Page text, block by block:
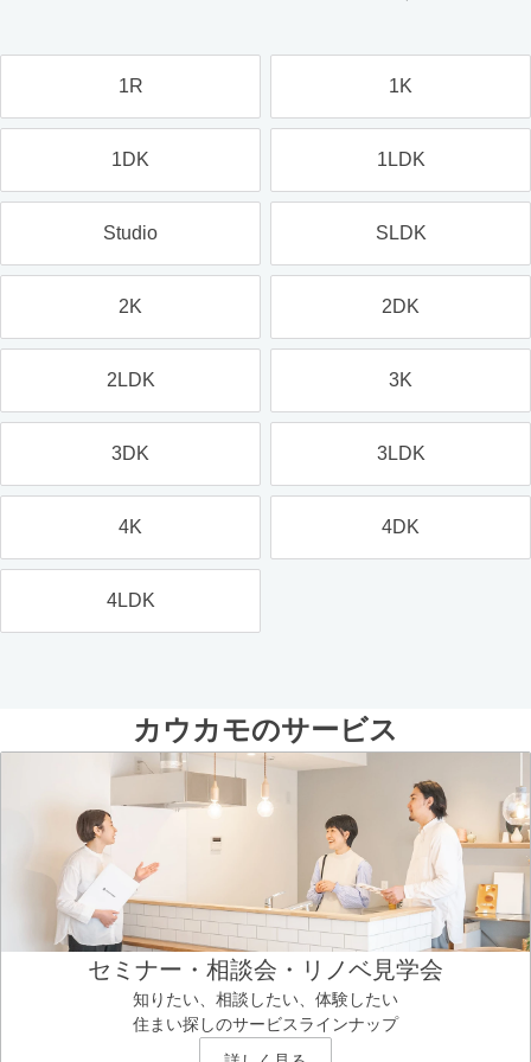
1R 1K
1DK 1LDK
Studio SLDK
2K 2DK
2LDK 3K
3DK 3LDK
4K 4DK
4LDK
カウカモのサービス
セミナー・相談会・リノベ見学会
知りたい、相談したい、体験したい
住まい探しのサービスラインナップ